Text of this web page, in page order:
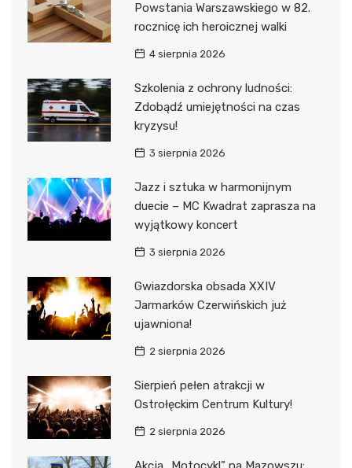
Powstania Warszawskiego w 82.
rocznicę ich heroicznej walki
4 sierpnia 2026
Szkolenia z ochrony ludności:
Zdobądź umiejętności na czas
kryzysu!
3 sierpnia 2026
Jazz i sztuka w harmonijnym
duecie – MC Kwadrat zaprasza na
wyjątkowy koncert
3 sierpnia 2026
Gwiazdorska obsada XXIV
Jarmarków Czerwińskich już
ujawniona!
2 sierpnia 2026
Sierpień pełen atrakcji w
Ostrołęckim Centrum Kultury!
2 sierpnia 2026